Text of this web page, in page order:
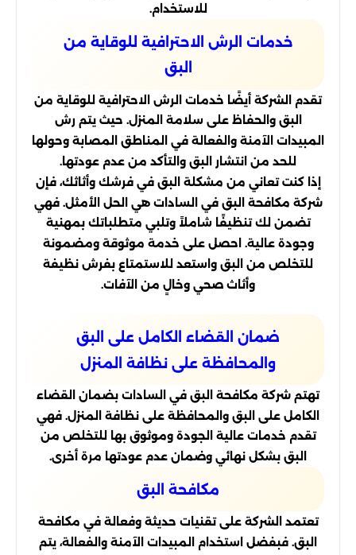
للاستخدام.
خدمات الرش الاحترافية للوقاية من
البق
تقدم الشركة أيضًا خدمات الرش الاحترافية للوقاية من
البق والحفاظ على سلامة المنزل. حيث يتم رش
المبيدات الآمنة والفعالة في المناطق المصابة وحولها
للحد من انتشار البق والتأكد من عدم عودتها.
إذا كنت تعاني من مشكلة البق في فرشك وأثاثك، فإن
شركة مكافحة البق في السادات هي الحل الأمثل. فهي
تضمن لك تنظيفًا شاملاً وتلبي متطلباتك بمهنية
وجودة عالية. احصل على خدمة موثوقة ومضمونة
للتخلص من البق واستعد للاستمتاع بفرش نظيفة
وأثاث صحي وخالٍ من الآفات.
ضمان القضاء الكامل على البق
والمحافظة على نظافة المنزل
تهتم شركة مكافحة البق في السادات بضمان القضاء
الكامل على البق والمحافظة على نظافة المنزل. فهي
تقدم خدمات عالية الجودة وموثوق بها للتخلص من
البق بشكل نهائي وضمان عدم عودتها مرة أخرى.
مكافحة البق
تعتمد الشركة على تقنيات حديثة وفعالة في مكافحة
البق. فبفضل استخدام المبيدات الآمنة والفعالة، يتم